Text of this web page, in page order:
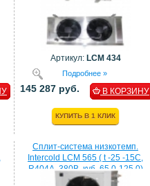
Артикул: LCM 434
Подробнее »
145 287 руб. В КОРЗИНУ
КУПИТЬ В 1 КЛИК
Сплит-система низкотемп.
Intercold LCM 565 ( t -25 -15C,
R404A, 380В, куб. 65,0-125,0)